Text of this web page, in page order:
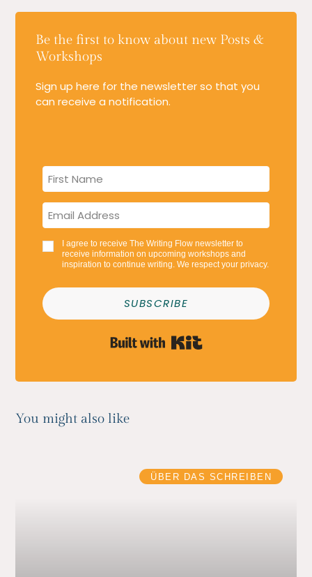
Be the first to know about new Posts &
Workshops
Sign up here for the newsletter so that you
can receive a notification.
I agree to receive The Writing Flow newsletter to
receive information on upcoming workshops and
inspiration to continue writing. We respect your privacy.
SUBSCRIBE
You might also like
ÜBER DAS SCHREIBEN